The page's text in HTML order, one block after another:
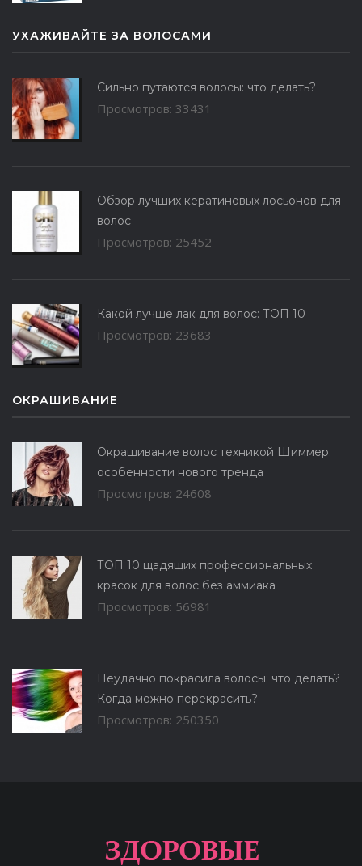
УХАЖИВАЙТЕ ЗА ВОЛОСАМИ
Сильно путаются волосы: что делать?
Просмотров: 33431
Обзор лучших кератиновых лосьонов для
волос
Просмотров: 25452
Какой лучше лак для волос: ТОП 10
Просмотров: 23683
ОКРАШИВАНИЕ
Окрашивание волос техникой Шиммер:
особенности нового тренда
Просмотров: 24608
ТОП 10 щадящих профессиональных
красок для волос без аммиака
Просмотров: 56981
Неудачно покрасила волосы: что делать?
Когда можно перекрасить?
Просмотров: 250350